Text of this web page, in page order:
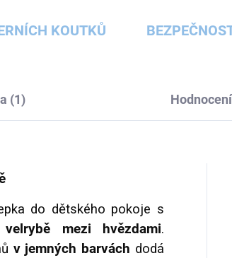
KOUTKŮ
(1)
do dětského pokoje s
mezi hvězdami.
v jemných barvách dodá